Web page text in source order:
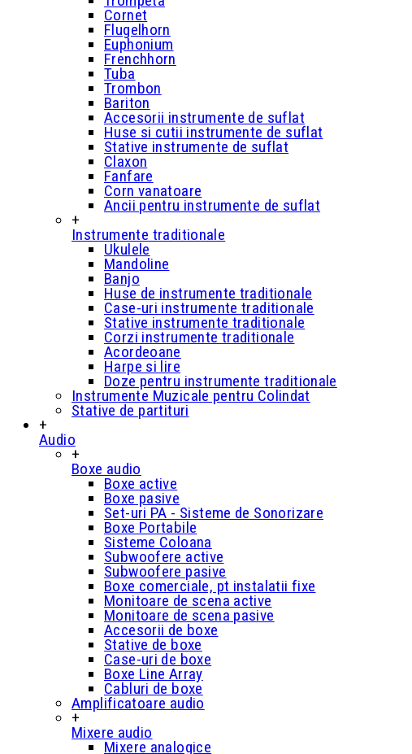
Cornet
Flugelhorn
Euphonium
Frenchhorn
Tuba
Trombon
Bariton
Accesorii instrumente de suflat
Huse si cutii instrumente de suflat
Stative instrumente de suflat
Claxon
Fanfare
Corn vanatoare
Ancii pentru instrumente de suflat
+
Instrumente traditionale
Ukulele
Mandoline
Banjo
Huse de instrumente traditionale
Case-uri instrumente traditionale
Stative instrumente traditionale
Corzi instrumente traditionale
Acordeoane
Harpe si lire
Doze pentru instrumente traditionale
Instrumente Muzicale pentru Colindat
Stative de partituri
+
Audio
+
Boxe audio
Boxe active
Boxe pasive
Set-uri PA - Sisteme de Sonorizare
Boxe Portabile
Sisteme Coloana
Subwoofere active
Subwoofere pasive
Boxe comerciale, pt instalatii fixe
Monitoare de scena active
Monitoare de scena pasive
Accesorii de boxe
Stative de boxe
Case-uri de boxe
Boxe Line Array
Cabluri de boxe
Amplificatoare audio
+
Mixere audio
Mixere analogice